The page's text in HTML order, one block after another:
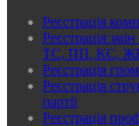
Реєстрація
Реєстрація
ТС, ПП, КС,
Реєстрація
Реєстрація
партії
Реєстрація